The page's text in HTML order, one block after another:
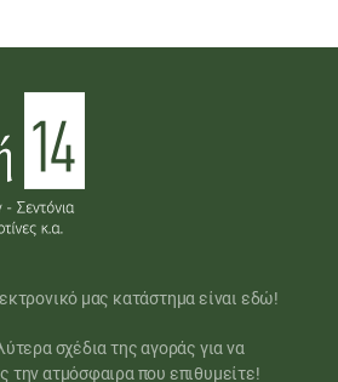
μας κατάστημα είναι εδώ!
σχέδια της αγοράς για να
ατμόσφαιρα που επιθυμείτε!